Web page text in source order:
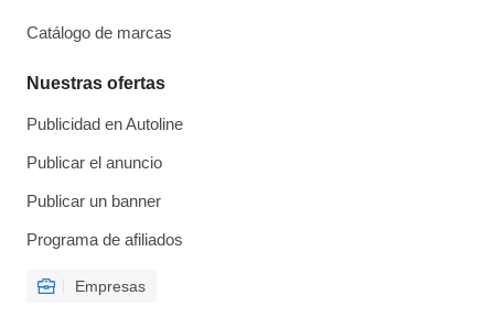
Catálogo de marcas
Nuestras ofertas
Publicidad en Autoline
Publicar el anuncio
Publicar un banner
Programa de afiliados
Empresas